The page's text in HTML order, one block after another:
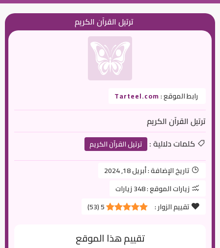
ترتيل القرآن الكريم
رابط الموقع :Tarteel.com
ترتيل القرآن الكريم
كلمات دلالية :
ترتيل القرآن الكريم
تاريخ الإضافة :أبريل 18, 2024
زيارات الموقع :348 زيارات
تقييم الزوار :
5
(
53
)
تقييم هذا الموقع